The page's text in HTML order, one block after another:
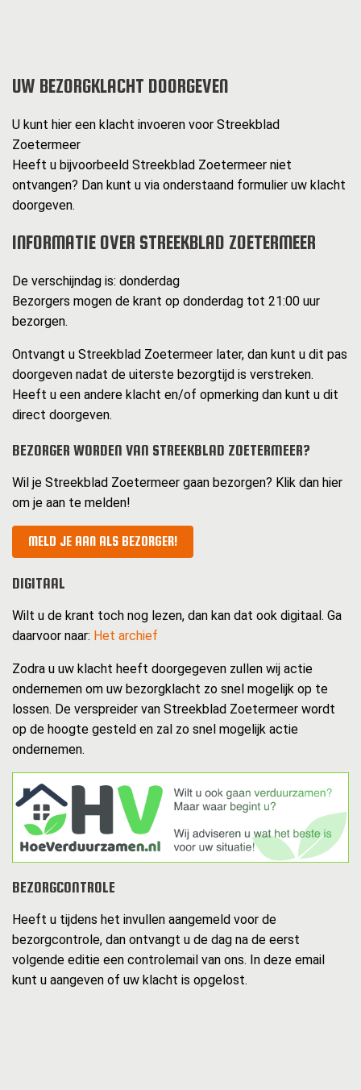
UW BEZORGKLACHT DOORGEVEN
U kunt hier een klacht invoeren voor Streekblad
Zoetermeer
Heeft u bijvoorbeeld Streekblad Zoetermeer niet
ontvangen? Dan kunt u via onderstaand formulier uw klacht
doorgeven.
INFORMATIE OVER STREEKBLAD ZOETERMEER
De verschijndag is: donderdag
Bezorgers mogen de krant op donderdag tot 21:00 uur
bezorgen.
Ontvangt u Streekblad Zoetermeer later, dan kunt u dit pas
doorgeven nadat de uiterste bezorgtijd is verstreken.
Heeft u een andere klacht en/of opmerking dan kunt u dit
direct doorgeven.
BEZORGER WORDEN VAN STREEKBLAD ZOETERMEER?
Wil je Streekblad Zoetermeer gaan bezorgen? Klik dan hier
om je aan te melden!
MELD JE AAN ALS BEZORGER!
DIGITAAL
Wilt u de krant toch nog lezen, dan kan dat ook digitaal. Ga
daarvoor naar: Het archief
Zodra u uw klacht heeft doorgegeven zullen wij actie
ondernemen om uw bezorgklacht zo snel mogelijk op te
lossen. De verspreider van Streekblad Zoetermeer wordt
op de hoogte gesteld en zal zo snel mogelijk actie
ondernemen.
BEZORGCONTROLE
Heeft u tijdens het invullen aangemeld voor de
bezorgcontrole, dan ontvangt u de dag na de eerst
volgende editie een controlemail van ons. In deze email
kunt u aangeven of uw klacht is opgelost.